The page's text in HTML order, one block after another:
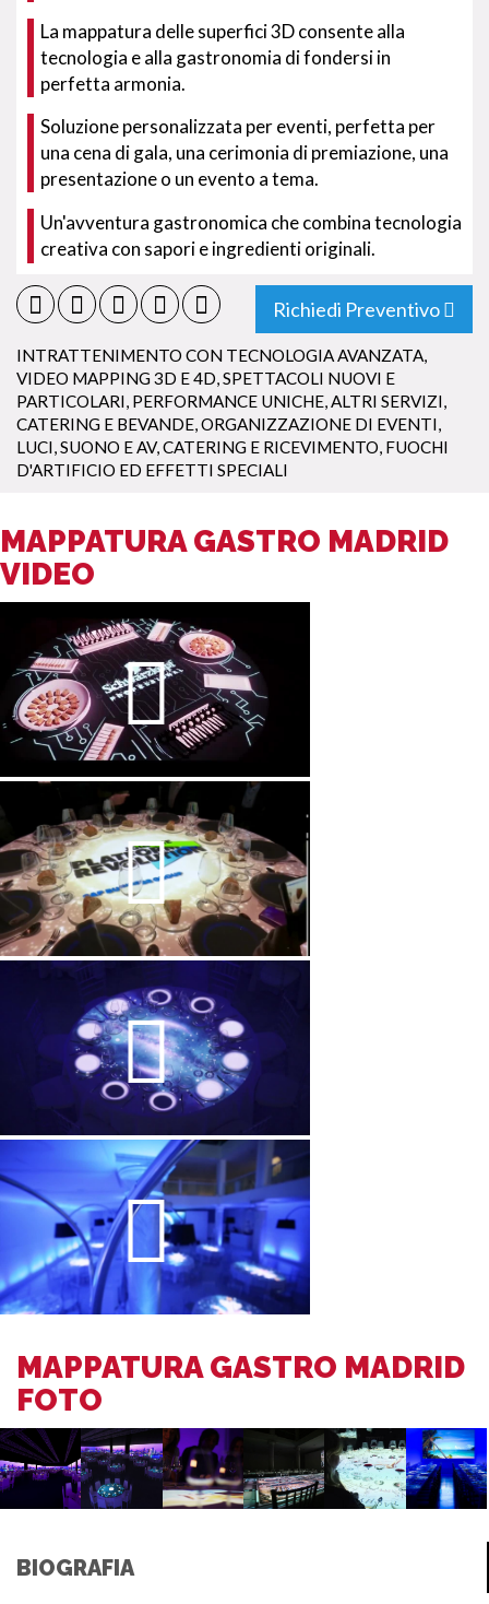
La mappatura delle superfici 3D consente alla
tecnologia e alla gastronomia di fondersi in
perfetta armonia.
Soluzione personalizzata per eventi, perfetta per
una cena di gala, una cerimonia di premiazione, una
presentazione o un evento a tema.
Un'avventura gastronomica che combina tecnologia
creativa con sapori e ingredienti originali.
Richiedi Preventivo
INTRATTENIMENTO CON TECNOLOGIA AVANZATA,
VIDEO MAPPING 3D E 4D,SPETTACOLI NUOVI E
PARTICOLARI, PERFORMANCE UNICHE,ALTRI SERVIZI,
CATERING E BEVANDE,ORGANIZZAZIONE DI EVENTI,
LUCI, SUONO E AV,CATERING E RICEVIMENTO, FUOCHI
D'ARTIFICIO ED EFFETTI SPECIALI
MAPPATURA GASTRO MADRID
VIDEO
MAPPATURA GASTRO MADRID
FOTO
BIOGRAFIA